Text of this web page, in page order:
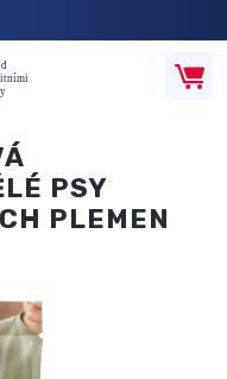
Hledat
PSY
PLEMEN